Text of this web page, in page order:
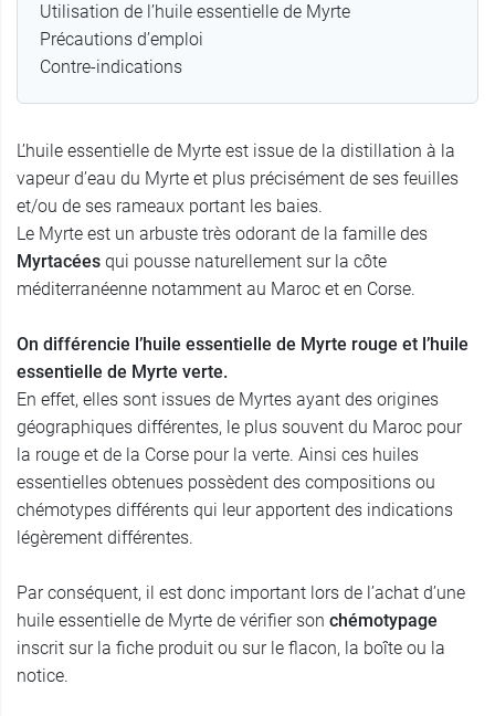
Utilisation de l’huile essentielle de Myrte
Précautions d’emploi
Contre-indications
L’huile essentielle de Myrte est issue de la distillation à la
vapeur d’eau du Myrte et plus précisément de ses feuilles
et/ou de ses rameaux portant les baies.
Le Myrte est un arbuste très odorant de la famille des
Myrtacées qui pousse naturellement sur la côte
méditerranéenne notamment au Maroc et en Corse.
On différencie l’huile essentielle de Myrte rouge et l’huile
essentielle de Myrte verte.
En effet, elles sont issues de Myrtes ayant des origines
géographiques différentes, le plus souvent du Maroc pour
la rouge et de la Corse pour la verte. Ainsi ces huiles
essentielles obtenues possèdent des compositions ou
chémotypes différents qui leur apportent des indications
légèrement différentes.
Par conséquent, il est donc important lors de l’achat d’une
huile essentielle de Myrte de vérifier son chémotypage
inscrit sur la fiche produit ou sur le flacon, la boîte ou la
notice.